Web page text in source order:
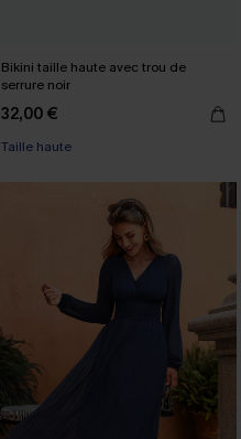
Bikini taille haute avec trou de
serrure noir
32,00 €
Taille haute